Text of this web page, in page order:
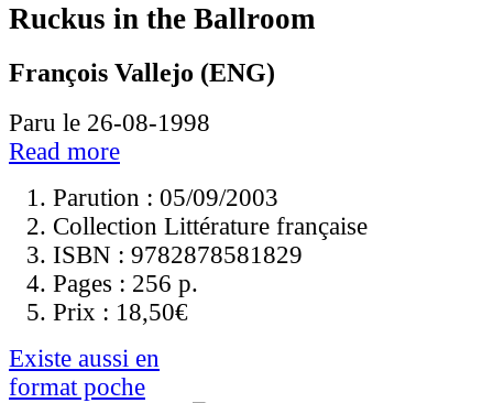
Ruckus in the Ballroom
François Vallejo (ENG)
Paru le 26-08-1998
Read more
Parution : 05/09/2003
Collection Littérature française
ISBN : 9782878581829
Pages : 256 p.
Prix : 18,50€
Existe aussi en
format poche